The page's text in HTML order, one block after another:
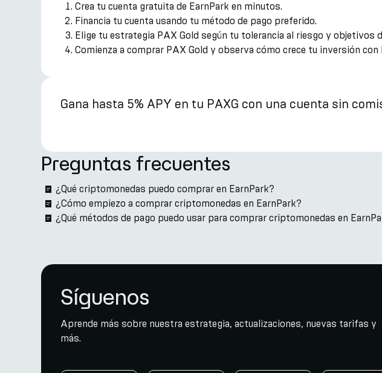
Crea tu cuenta gratuita de EarnPark en minutos.
Financia tu cuenta usando tu método de pago preferido.
Elige tu estrategia PAX Gold según tu tolerancia al riesgo y objetivos
Comienza a comprar PAX Gold y observa cómo crece tu inversión
Gana hasta 5% APY en tu PAXG con una cuenta sin
Preguntas frecuentes
¿Qué criptomonedas puedo comprar en EarnPark?
¿Cómo empiezo a comprar criptomonedas en EarnPark?
¿Qué métodos de pago puedo usar para comprar criptomonedas en
Síguenos
Aprende más sobre nuestra estrategia, actualizaciones, nuevas tarifas y
más.